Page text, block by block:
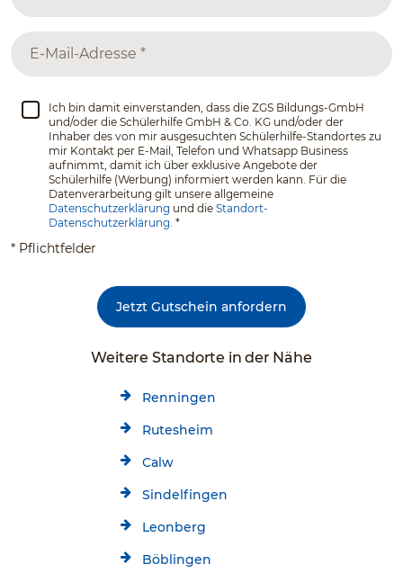
Ich bin damit einverstanden, dass die ZGS Bildungs-GmbH
und/oder die Schülerhilfe GmbH & Co. KG und/oder der
Inhaber des von mir ausgesuchten Schülerhilfe-Standortes zu
mir Kontakt per E-Mail, Telefon und Whatsapp Business
aufnimmt, damit ich über exklusive Angebote der
Schülerhilfe (Werbung) informiert werden kann. Für die
Datenverarbeitung gilt unsere allgemeine
Datenschutzerklärung und die Standort-
Datenschutzerklärung. *
* Pflichtfelder
Jetzt Gutschein anfordern
Weitere Standorte in der Nähe
Renningen
Rutesheim
Calw
Sindelfingen
Leonberg
Böblingen